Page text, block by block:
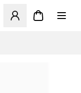
un modal para iniciar